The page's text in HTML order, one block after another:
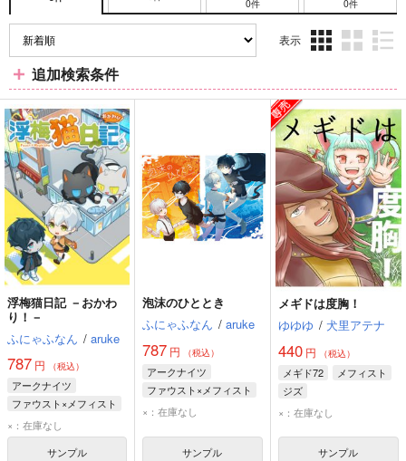
0件 0件
表示
ム
表
示
ム
表
示
ム
表
示
追加検索条件
浮梅猫日記 －おかわ
り！－
ふにゃふなん / aruke
787 円 （税込）
アークナイツ
ファウスト×メフィスト
ファウスト
メフィスト
×：在庫なし
サンプル
泡沫のひととき
ふにゃふなん / aruke
787 円 （税込）
アークナイツ
ファウスト×メフィスト
ファウスト
×：在庫なし
サンプル
メギドは度胸！
ゆゆゆ / 犬里アテナ
440円 （税込）
メギド72
メフィスト
ジズ
×：在庫なし
サンプル